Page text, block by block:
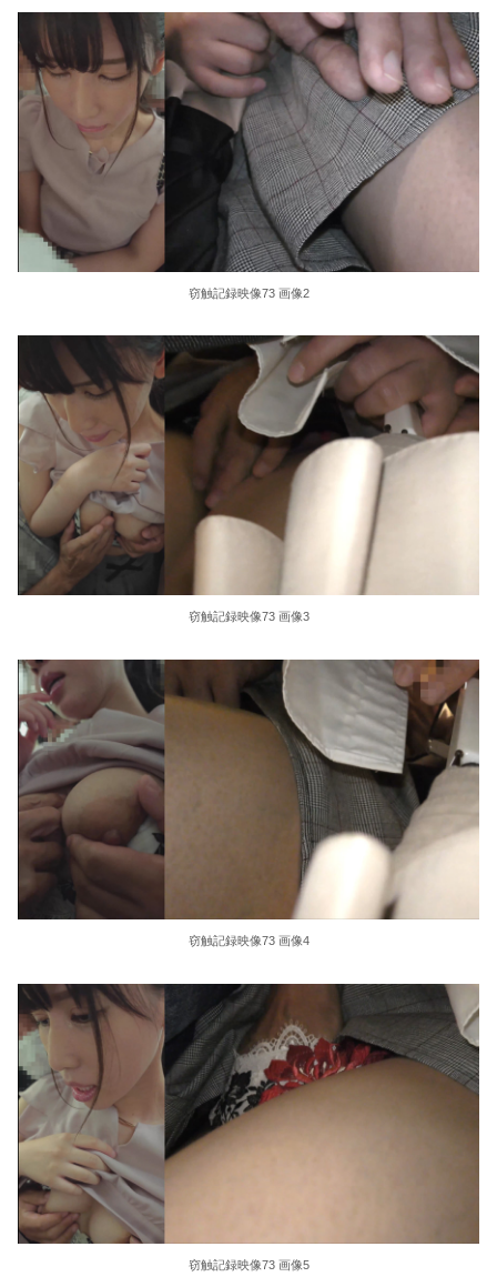
東大教授「今は織田信長は天才ではなく凡人だったという説が強いがそれは違うと思う」
激しく揺れる小さな胸が愛おしくてたまらない
【ＳＭ・調教】出会い系でエッチした最高のドＭ女
松居一代 画像36枚【ヌード】
素人ＡＶ面接 ~ロリ娘にセクシーランジェリーを着せて生中ハメ~
まんチラの誘惑 ~ダチの母ちゃんと~
アラサー喪女の暴走オーガズム
月刊 古瀬玲
激しめイラマが好き！
クーラーボックス積んで出発→途中で買い足し…50代公務員の“ドライブ”が地獄すぎた 他
【画像】人気Vチューバーさん、とんでもない姿を披露ｗｗｗｗｗｗｗｗｗｗ 他
【悲報】2050年の日本、独身ボッチ祭りが現実になるとかｗｗｗｗ 他
Powered by livedoor 相互RSS
窃触記録映像73 画像2
窃触記録映像73 画像3
窃触記録映像73 画像4
窃触記録映像73 画像5